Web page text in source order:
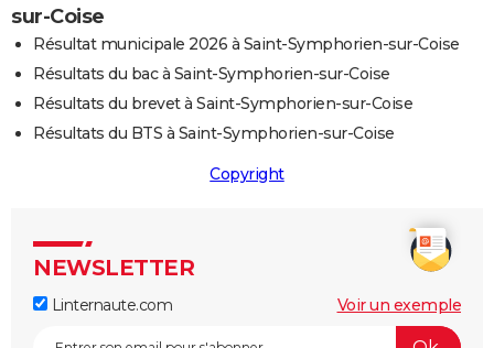
sur-Coise
Résultat municipale 2026 à Saint-Symphorien-sur-Coise
Résultats du bac à Saint-Symphorien-sur-Coise
Résultats du brevet à Saint-Symphorien-sur-Coise
Résultats du BTS à Saint-Symphorien-sur-Coise
Copyright
NEWSLETTER
Linternaute.com Voir un exemple